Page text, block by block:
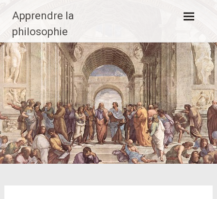
contenu
principal
Apprendre la
philosophie